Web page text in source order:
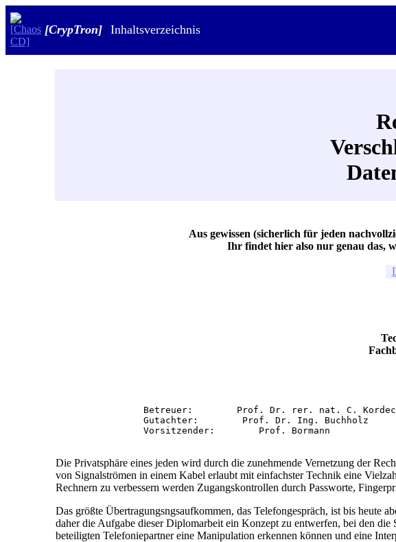
[CrypTron] Inhaltsverzeichnis
Aus gewissen (sicherlich für jeden
Ihr findet hier also nur genau das,
Betreuer:        Prof. Dr. rer. nat. C.
                Gutachter:        Prof. Dr. Ing. Buchholz
                Vorsitzender:        Prof. Bormann
Die Privatsphäre eines jeden wird durch die zunehmende Vernetzung der
von Signalströmen in einem Kabel erlaubt mit einfachster Technik eine
Rechnern zu verbessern werden Zugangskontrollen durch Passworte,
Das größte Übertragungsngsaufkommen, das Telefongespräch, ist bis heute
daher die Aufgabe dieser Diplomarbeit ein Konzept zu entwerfen, bei den
beteiligten Telefoniepartner eine Manipulation erkennen können und eine